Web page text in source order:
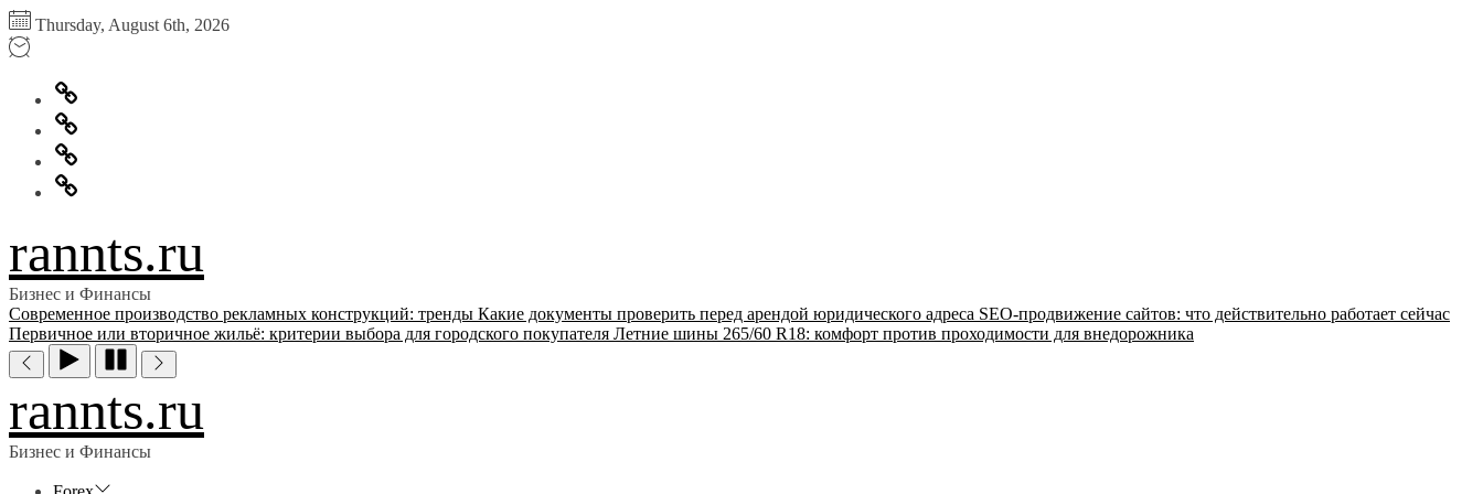
Перейти
к
содержимому
Thursday, August 6th, 2026
Главная
Информация
для
правообладателей
Обратная
связь
Политика
конфиденциальности
rannts.ru
Бизнес и Финансы
Современное производство рекламных конструкций: тренды Какие документы проверить перед арендой юридического адреса SEO-продвижение сайтов: что действительно работает сейчас
Первичное или вторичное жильё: критерии выбора для городского покупателя Летние шины 265/60 R18: комфорт против проходимости для внедорожника
rannts.ru
Бизнес и Финансы